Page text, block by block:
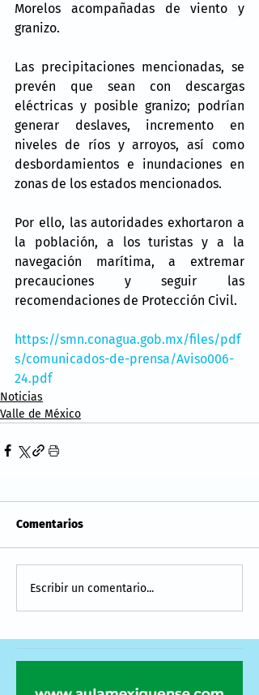
Morelos acompañadas de viento y
granizo.
Las precipitaciones mencionadas, se
prevén que sean con descargas
eléctricas y posible granizo; podrían
generar deslaves, incremento en
niveles de ríos y arroyos, así como
desbordamientos e inundaciones en
zonas de los estados mencionados.
Por ello, las autoridades exhortaron a
la población, a los turistas y a la
navegación marítima, a extremar
precauciones y seguir las
recomendaciones de Protección Civil.
https://smn.conagua.gob.mx/files/pdf
s/comunicados-de-prensa/Aviso006-
24.pdf
Noticias
Valle de México
Comentarios
Escribir un comentario...